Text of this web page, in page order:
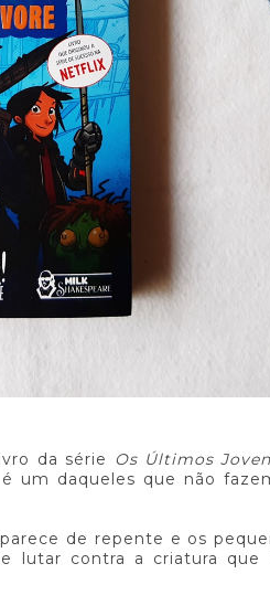
da série Os Últimos
um daqueles que não
de repente e os
lutar contra a criatura que